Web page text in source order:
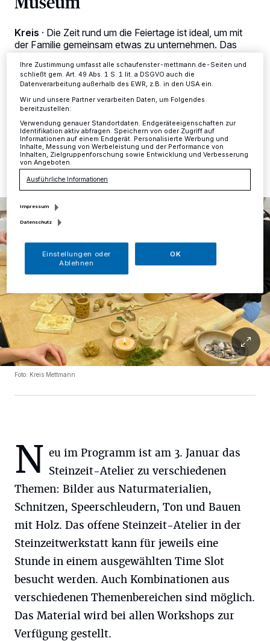
Kreis · Die Zeit rund um die Feiertage ist ideal, um mit
der Familie gemeinsam etwas zu unternehmen. Das
bietet neben dem Besuch der neuen Sonderausstellung
„Stereotypes Neanderthalerin“ auch Ferienaktionen für
13.12.2024 , 15:15 Uhr Eine Minute Lesezeit
Foto: Kreis Mettmann
N eu im Programm ist am 3. Januar das
Steinzeit-Atelier zu verschiedenen
Themen: Bilder aus Naturmaterialien,
Schnitzen, Speerschleudern, Ton und Bauen
mit Holz. Das offene Steinzeit-Atelier in der
Steinzeitwerkstatt kann für jeweils eine
Stunde in einem ausgewählten Time Slot
besucht werden. Auch Kombinationen aus
verschiedenen Themenbereichen sind möglich.
Das Material wird bei allen Workshops zur
Verfügung gestellt.
dieses Menü jederzeit wieder aufrufen, um Ihre Einstellungen zu
Einstellungen oder Ablehnen am unteren Rand der Webseite klicken.
Ihre Einstellungen gelten innerhalb unseres Website. Weitere
Informationen finden Sie in unserer Datenschutzerklärung.
Ihre Zustimmung umfasst alle schaufenster-mettmann.de-Seiten und
schließt gem. Art. 49 Abs. 1 S. 1 lit. a DSGVO auch die
Datenverarbeitung außerhalb des EWR, z.B. in den USA ein.
Wir und unsere Partner verarbeiten Daten, um Folgendes
bereitzustellen:
Verwendung genauer Standortdaten. Endgeräteeigenschaften zur
Identifikation aktiv abfragen. Speichern von oder Zugriff auf
Informationen auf einem Endgerät. Personalisierte Werbung und
Inhalte, Messung von Werbeleistung und der Performance von
Inhalten, Zielgruppenforschung sowie Entwicklung und Verbesserung
von Angeboten.
Ausführliche Informationen
Impressum
Datenschutz
Einstellungen oder
Ablehnen
OK